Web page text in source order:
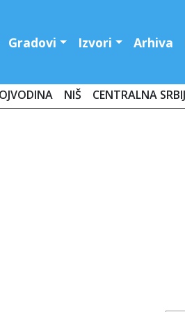
Gradovi Izvori Arhiva
NIŠ CENTRALNA